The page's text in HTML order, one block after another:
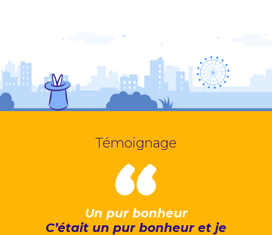
Témoignage
Un pur bonheur
C’était un pur bonheur et je